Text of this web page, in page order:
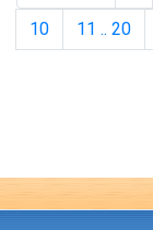
10
11 .. 20